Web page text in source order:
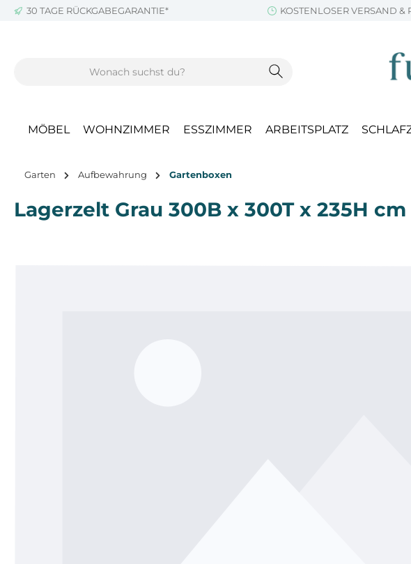
Hauptinhalt springen
Zur Suche springen
Zur Hauptnavigation springen
30 TAGE RÜCKGABEGARANTIE* KOSTENLOSER VERSAND &
MÖBEL WOHNZIMMER ESSZIMMER ARBEITSPLATZ
Garten Aufbewahrung Gartenboxen
Lagerzelt Grau 300B x 300T x 235H